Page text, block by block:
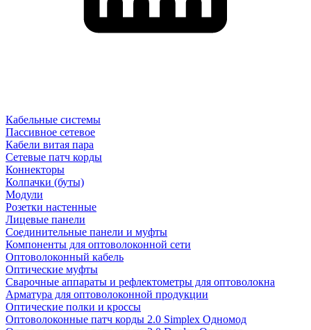
Кабельные системы
Пассивное сетевое
Кабели витая пара
Сетевые патч корды
Коннекторы
Колпачки (буты)
Модули
Розетки настенные
Лицевые панели
Соединительные панели и муфты
Компоненты для оптоволоконной сети
Оптоволоконный кабель
Оптические муфты
Сварочные аппараты и рефлектометры для оптоволокна
Арматура для оптоволоконной продукции
Оптические полки и кроссы
Оптоволоконные патч корды 2.0 Simplex Одномод